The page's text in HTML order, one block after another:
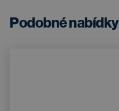
Podobné nabídky